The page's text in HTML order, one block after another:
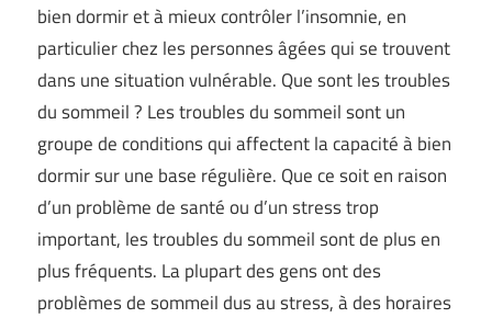
bien dormir et à mieux contrôler l’insomnie, en
particulier chez les personnes âgées qui se trouvent
dans une situation vulnérable. Que sont les troubles
du sommeil ? Les troubles du sommeil sont un
groupe de conditions qui affectent la capacité à bien
dormir sur une base régulière. Que ce soit en raison
d’un problème de santé ou d’un stress trop
important, les troubles du sommeil sont de plus en
plus fréquents. La plupart des gens ont des
problèmes de sommeil dus au stress, à des horaires